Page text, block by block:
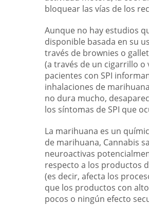
bloquear las vías de los
Aunque no hay estudios
disponible basada en su
través de brownies o
(a través de un cigarrillo
pacientes con SPI
inhalaciones de
no dura mucho,
los síntomas de SPI que
La marihuana es un
de marihuana, Cannabis
neuroactivas
respecto a los productos
(es decir, afecta los
que los productos con
pocos o ningún efecto